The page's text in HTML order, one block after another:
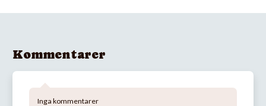
Kommentarer
Inga kommentarer